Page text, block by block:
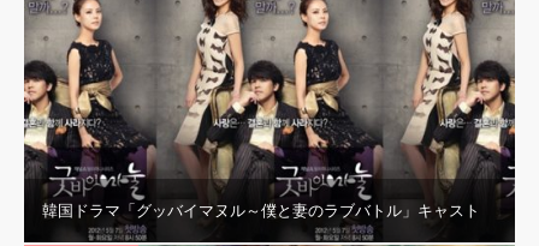
韓国ドラマ「グッバイマヌル～僕と妻のラブバトル」キャスト